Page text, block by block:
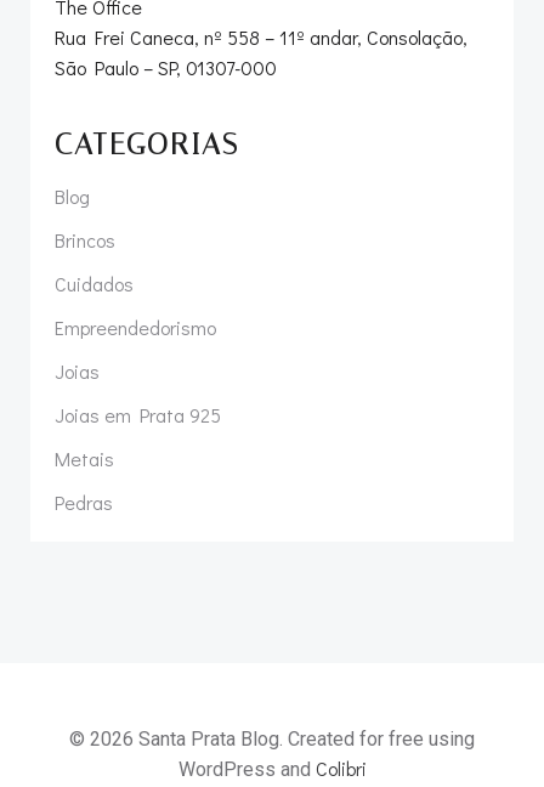
The Office
Rua Frei Caneca, nº 558 – 11º andar, Consolação,
São Paulo – SP, 01307-000
CATEGORIAS
Blog
Brincos
Cuidados
Empreendedorismo
Joias
Joias em Prata 925
Metais
Pedras
© 2026 Santa Prata Blog. Created for free using
WordPress and Colibri